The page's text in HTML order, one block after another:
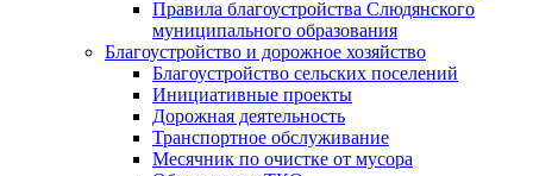
Правила благоустройства Слюдянского
муниципального образования
Благоустройство и дорожное хозяйство
Благоустройство сельских поселений
Инициативные проекты
Дорожная деятельность
Транспортное обслуживание
Месячник по очистке от мусора